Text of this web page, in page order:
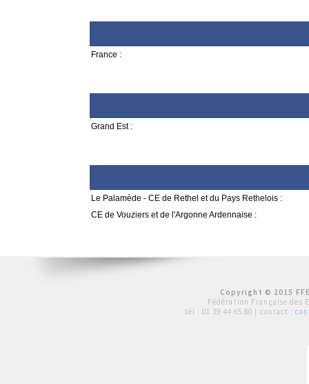
France :
Grand Est :
Le Palamède - CE de Rethel et du Pays Rethelois :
CE de Vouziers et de l'Argonne Ardennaise :
Copyright © 2015
Fédération Française des
tél : 01 39 44 65 80 | contact :